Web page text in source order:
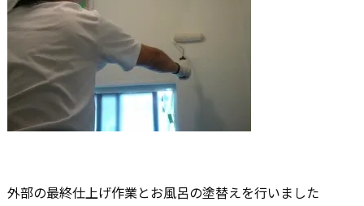
外部の最終仕上げ作業とお風呂の塗替えを行いました